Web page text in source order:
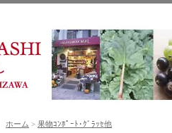
ホーム > 果物ｺﾝﾎﾟｰﾄ･ｸﾞﾗｯｾ他